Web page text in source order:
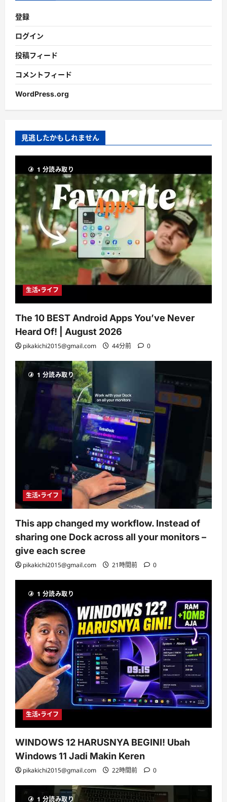
登録
ログイン
投稿フィード
コメントフィード
WordPress.org
見逃したかもしれません
1 分読み取り
生活・ライフ
The 10 BEST Android Apps You’ve Never
Heard Of! | August 2026
pikakichi2015@gmail.com 44分前 0
1 分読み取り
生活・ライフ
This app changed my workflow. Instead of
sharing one Dock across all your monitors –
give each scree
pikakichi2015@gmail.com 21時間前 0
1 分読み取り
生活・ライフ
WINDOWS 12 HARUSNYA BEGINI! Ubah
Windows 11 Jadi Makin Keren
pikakichi2015@gmail.com 22時間前 0
1 分読み取り